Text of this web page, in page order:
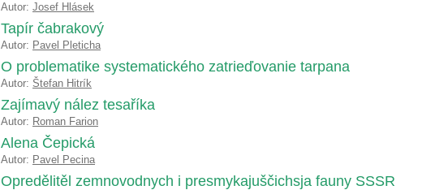
Autor: Josef Hlásek
Tapír čabrakový
Autor: Pavel Pleticha
O problematike systematického zatrieďovanie tarpana
Autor: Štefan Hitrík
Zajímavý nález tesaříka
Autor: Roman Farion
Alena Čepická
Autor: Pavel Pecina
Opredělitěl zemnovodnych i presmykajuščichsja fauny SSSR